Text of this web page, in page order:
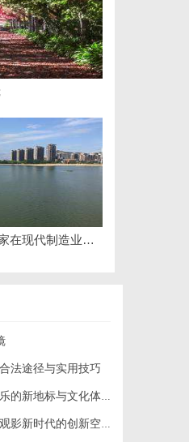
深入探讨工业铝型材厂家在现代制造业中的重要角色与发展趋势
法途径与实用技巧
地标与文化体验空间
时代的创新空间体验